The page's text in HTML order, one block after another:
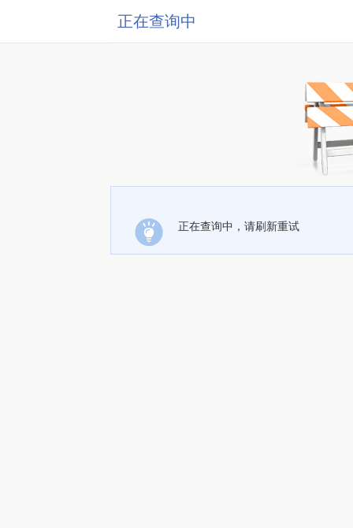
正在查询中
正在查询中，请刷新重试